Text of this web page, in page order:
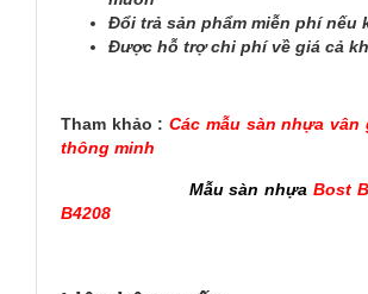
Đổi trả sản phẩm miễn phí nếu
Được hỗ trợ chi phí về giá cả
Tham khảo :Các mẫu sàn nhựa vân
thông minh
Mẫu sàn nhựa Bost
B4208